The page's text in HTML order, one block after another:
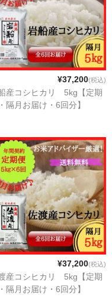
¥37,200(税込)
産コシヒカリ 5kg【定期
隔月お届け・6回分】
¥37,200(税込)
産コシヒカリ 5kg【定期
隔月お届け・6回分】